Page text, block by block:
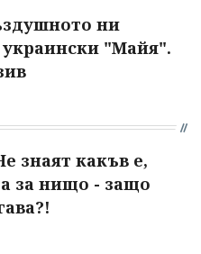
ни
украински "Майя".
знаят какъв е,
за нищо - защо